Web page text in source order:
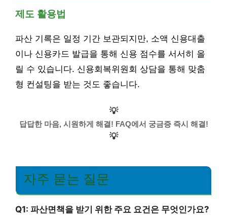
제도 활용법
파산 기록은 일정 기간 보관되지만, 소액 신용대출
이나 신용카드 발급을 통해 신용 점수를 서서히 올
릴 수 있습니다. 신용회복위원회 상담을 통해 맞춤
형 컨설팅을 받는 것도 좋습니다.
💡
답답한 마음, 시원하게 해결! FAQ에서 궁금증 즉시 해결!
💡
자주 묻는 질문
Q1: 파산면책을 받기 위한 주요 요건은 무엇인가요?